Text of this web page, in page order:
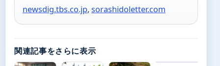
newsdig.tbs.co.jp, sorashidoletter.com
関連記事をさらに表示